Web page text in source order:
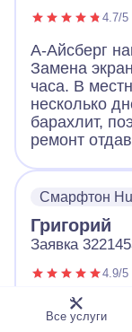
4.7/5
А-Айсберг
Замена
часа. В
несколько
барахлит,
ремонт
Смарфтон
Григорий
Заявка
4.9/5
Обращался
Айсберг.
Все услуги